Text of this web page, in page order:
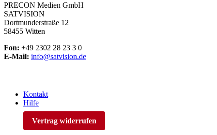
PRECON Medien GmbH
SATVISION
Dortmunderstraße 12
58455 Witten
Fon: +49 2302 28 23 3 0
E-Mail: info@satvision.de
Kontakt
Hilfe
Vertrag widerrufen